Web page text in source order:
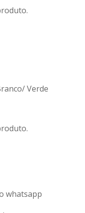
Verde
whatsapp